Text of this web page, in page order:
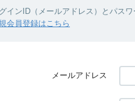
インID（メールアドレス）とパスワ
会員登録はこちら
メールアドレス